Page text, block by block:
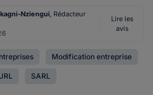
Nziengui, Rédacteur
Lire les
avis
Modification entreprise
SARL